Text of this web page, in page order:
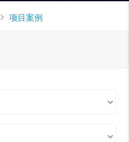
项目案例